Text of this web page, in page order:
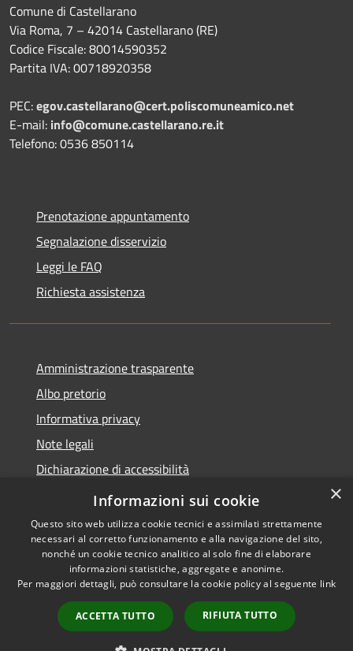
Comune di Castellarano
Via Roma, 7 – 42014 Castellarano (RE)
Codice Fiscale: 80014590352
Partita IVA: 00718920358
PEC:egov.castellarano@cert.poliscomuneamico.net
E-mail: info@comune.castellarano.re.it
Telefono: 0536 850114
Prenotazione appuntamento
Segnalazione disservizio
Leggi le FAQ
Richiesta assistenza
Amministrazione trasparente
Albo pretorio
Informativa privacy
Note legali
Dichiarazione di accessibilità
Piano di miglioramento del sito
Accessibilità
Copyright © 2026 • Comune di
Castellarano • Powered by
Municipium•
Accesso
redazione
×
Informazioni sui cookie
Questo sito web utilizza cookie tecnici e assimilati strettamente
necessari al corretto funzionamento e alla navigazione del sito,
nonché un cookie tecnico analitico al solo fine di elaborare
informazioni statistiche, aggregate e anonime.
Per maggiori dettagli, può consultare la cookie policy al seguente link
ACCETTA TUTTO RIFIUTA TUTTO